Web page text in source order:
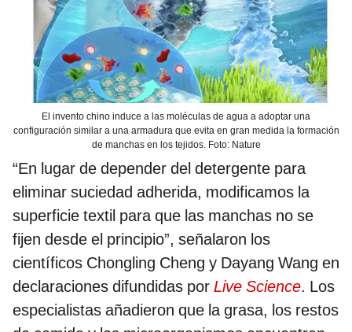
El invento chino induce a las moléculas de agua a adoptar una
configuración similar a una armadura que evita en gran medida la formación
de manchas en los tejidos. Foto: Nature
“En lugar de depender del detergente para
eliminar suciedad adherida, modificamos la
superficie textil para que las manchas no se
fijen desde el principio”, señalaron los
científicos Chongling Cheng y Dayang Wang en
declaraciones difundidas por Live Science. Los
especialistas añadieron que la grasa, los restos